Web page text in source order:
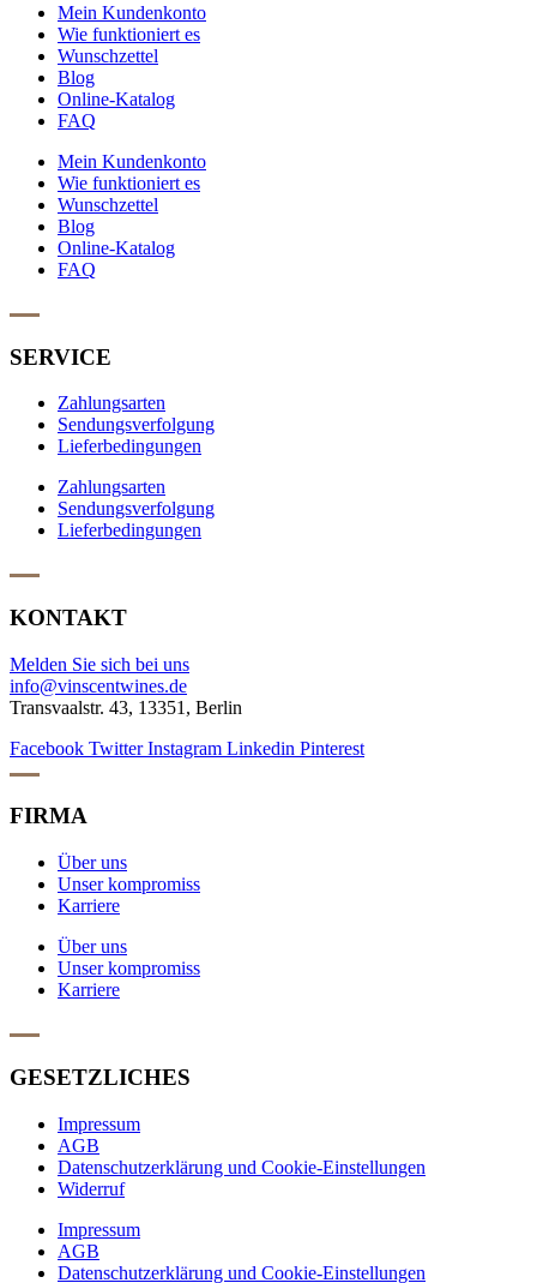
Mein Kundenkonto
Wie funktioniert es
Wunschzettel
Blog
Online-Katalog
FAQ
Mein Kundenkonto
Wie funktioniert es
Wunschzettel
Blog
Online-Katalog
FAQ
SERVICE
Zahlungsarten
Sendungsverfolgung
Lieferbedingungen
Zahlungsarten
Sendungsverfolgung
Lieferbedingungen
KONTAKT
Melden Sie sich bei uns
info@vinscentwines.de
Transvaalstr. 43, 13351, Berlin
Facebook Twitter Instagram Linkedin Pinterest
FIRMA
Über uns
Unser kompromiss
Karriere
Über uns
Unser kompromiss
Karriere
GESETZLICHES
Impressum
AGB
Datenschutzerklärung und Cookie-Einstellungen
Widerruf
Impressum
AGB
Datenschutzerklärung und Cookie-Einstellungen